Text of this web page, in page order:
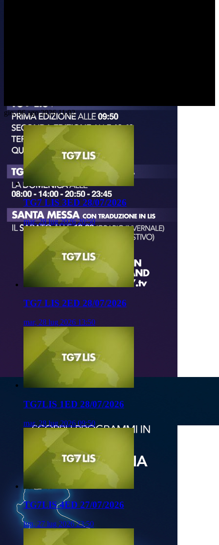
gio, 06 ago 2026 11:02
TG7 LIS 3ED 28/07/2026
mar, 28 lug 2026 20:50
TG7 LIS 2ED 28/07/2026
mar, 28 lug 2026 13:50
TG7LIS 1ED 28/07/2026
mar, 28 lug 2026 09:50
TG7LIS 4ED 27/07/2026
lun, 27 lug 2026 23:50